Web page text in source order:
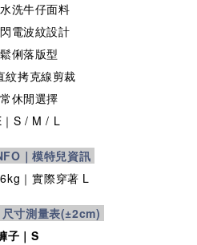
洗牛仔面料
電波紋設計
鬆俐落版型
紋拷克線剪裁
常休閒選擇
｜S / M / L
｜模特兒資訊
｜實際穿著 L
寸測量表(±2cm)
子｜S